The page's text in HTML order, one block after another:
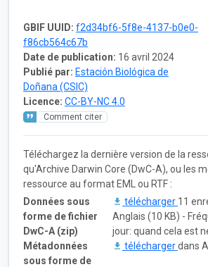
GBIF UUID: f2d34bf6-5f8e-4137-b0e0-
f86cb564c67b
Date de publication: 16 avril 2024
Publié par: Estación Biológica de
Doñana (CSIC)
Licence: CC-BY-NC 4.0
Comment citer
Téléchargez la dernière version de la
qu'Archive Darwin Core (DwC-A), ou les
ressource au format EML ou RTF :
Données sous
forme de fichier
DwC-A (zip)
télécharger 11
Anglais (10 KB) -
jour: quand cela est
Métadonnées
sous forme de
téléchargerdans